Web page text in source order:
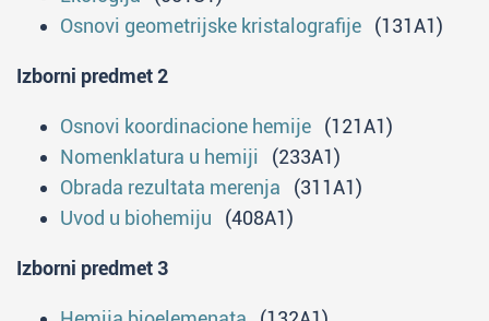
zajednicom da bi se obezbedila što šira
uticaj na proces učenja.
Mogu da unapređuju svoje znanje i prate
razvoj tehnologije i struke celog života.
Osnovi geometrijske kristalografije (131A1)
Izborni predmet 2
Osnovi koordinacione hemije (121A1)
Nomenklatura u hemiji (233A1)
Obrada rezultata merenja (311A1)
Uvod u biohemiju (408A1)
Izborni predmet 3